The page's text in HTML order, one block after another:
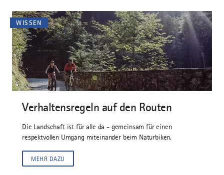
WISSEN
©
Verhaltensregeln auf den Routen
Die Landschaft ist für alle da - gemeinsam für einen
respektvollen Umgang miteinander beim Naturbiken.
MEHR DAZU